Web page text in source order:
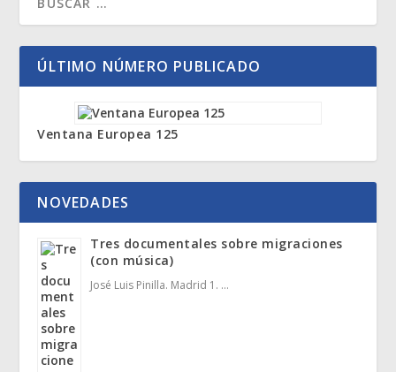
ÚLTIMO NÚMERO PUBLICADO
Ventana Europea 125
NOVEDADES
Tres documentales sobre migraciones
(con música)
José Luis Pinilla. Madrid 1. …